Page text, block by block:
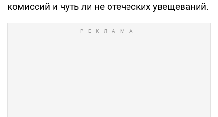
комиссий и чуть ли не отеческих увещеваний.